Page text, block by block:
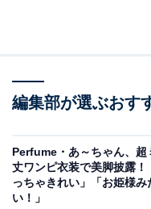
編集部が選ぶおす
Perfume・あ～ちゃん、超
丈ワンピ衣装で美脚披露！
っちゃきれい」「お姫様み
い！」